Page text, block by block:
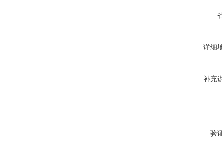
详细
补充
验